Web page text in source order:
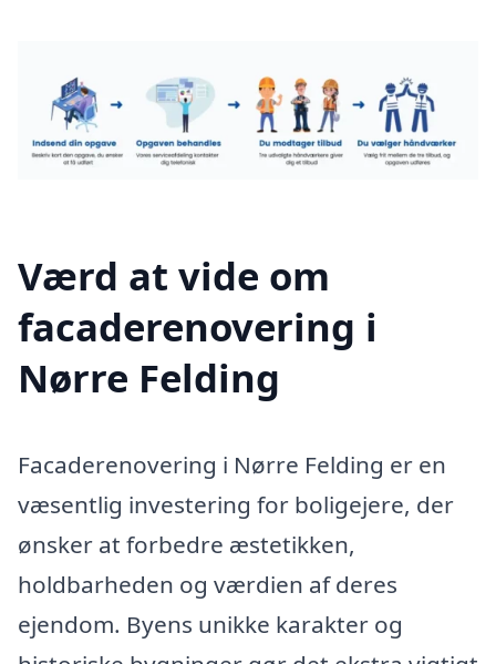
Værd at vide om
facaderenovering i
Nørre Felding
Facaderenovering i Nørre Felding er en
væsentlig investering for boligejere, der
ønsker at forbedre æstetikken,
holdbarheden og værdien af deres
ejendom. Byens unikke karakter og